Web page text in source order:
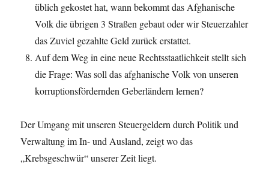
üblich gekostet hat, wann bekommt das Afghanische
Volk die übrigen 3 Straßen gebaut oder wir Steuerzahler
das Zuviel gezahlte Geld zurück erstattet.
Auf dem Weg in eine neue Rechtsstaatlichkeit stellt sich
die Frage: Was soll das afghanische Volk von unseren
korruptionsfördernden Geberländern lernen?
Der Umgang mit unseren Steuergeldern durch Politik und
Verwaltung im In- und Ausland, zeigt wo das
„Krebsgeschwür“ unserer Zeit liegt.